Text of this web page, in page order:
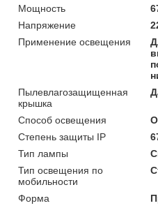
Мощность
Напряжение
Применение освещения
Пылевлагозащищенная
крышка
Способ освещения
Степень защиты IP
Тип лампы
Тип освещения по
мобильности
Форма